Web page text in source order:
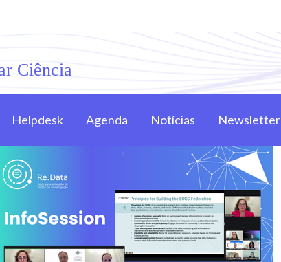
Ciência
Helpdesk Agenda Notícias Newsletter